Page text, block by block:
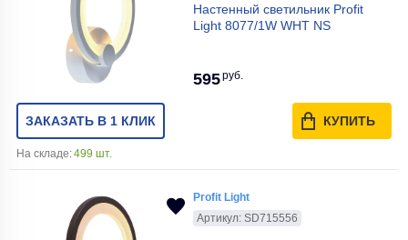
Настенный светильник Profit
Light 8077/1W WHT NS
595руб.
ЗАКАЗАТЬ В 1 КЛИК КУПИТЬ
На складе:499 шт.
Profit Light
Артикул: SD715556